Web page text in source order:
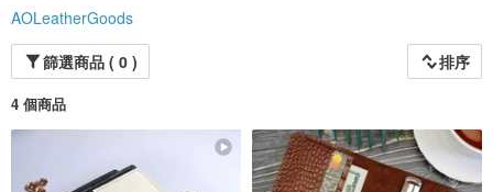
AOLeatherGoods
篩選商品 ( 0 )
排序
4 個商品